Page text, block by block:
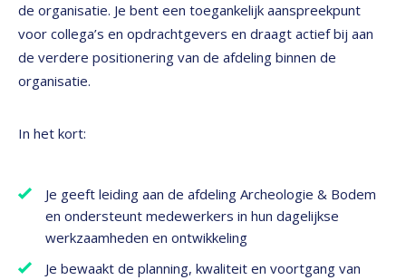
de organisatie. Je bent een toegankelijk aanspreekpunt
voor collega’s en opdrachtgevers en draagt actief bij aan
de verdere positionering van de afdeling binnen de
organisatie.
In het kort:
Je geeft leiding aan de afdeling Archeologie & Bodem
en ondersteunt medewerkers in hun dagelijkse
werkzaamheden en ontwikkeling
Je bewaakt de planning, kwaliteit en voortgang van